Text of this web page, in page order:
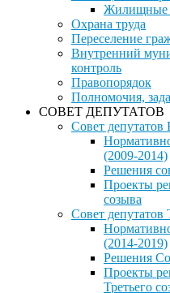
Жилищные
Охрана труда
Переселение
Внутренний
контроль
Правопорядок
Полномочия,
СОВЕТ ДЕПУТАТОВ
Совет депутатов
(2009-2014)
Решения
Проекты
созыва
Совет депутатов
(2014-2019)
Решения
Проекты
Третьего